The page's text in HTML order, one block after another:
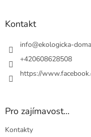
Kontakt
info@ekologicka-
+420608628508
https://
Pro zajímavost...
Kontakty